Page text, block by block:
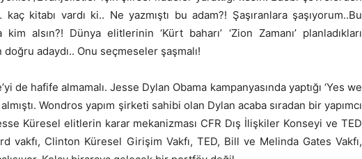
kitabı vardı ki.. Ne yazmıştı bu adam?! Şaşıranlara şaşıyorum..Bu
alsın?! Dünya elitlerinin ‘Kürt baharı’ ‘Zion Zamanı’ planladıkları
adaydı.. Onu seçmeseler şaşmalı!
de hafife almamalı. Jesse Dylan Obama kampanyasında yaptığı ‘Yes we
Wondros yapım şirketi sahibi olan Dylan acaba sıradan bir yapımcı
Küresel elitlerin karar mekanizması CFR Dış İlişkiler Konseyi ve TED
vakfı, Clinton Küresel Girişim Vakfı, TED, Bill ve Melinda Gates Vakfı,